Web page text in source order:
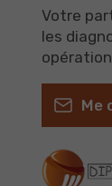
Votre
les
Me